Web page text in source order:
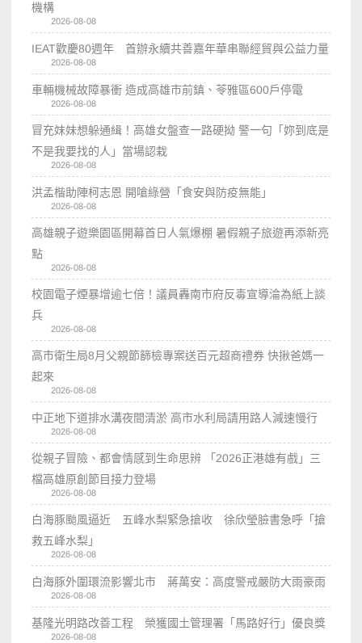
機構
2026-08-08
IEAT歡慶80週年 首辦永續共善嘉年華串聯經貿與公益力量
2026-08-08
車輛機械故障暴衝 造成高雄市前鎮、苓雅區600戶停電
2026-08-08
冒充妹妹想躲通緝！高雄女盤查一路硬拗 警一句「妳到底是
不是我要找的人」當場認栽
2026-08-08
洪孟楷助陣柯志恩 開嗆綠營「食安與防疫無能」
2026-08-08
高雄親子遊樂園區開幕首日人氣爆棚 暑假親子旅遊再添新亮
點
2026-08-08
校園電子煙暴增逾七倍！議員轟南市府反毒宣導淪為紙上談
兵
2026-08-08
高市衛生局8月父親節篩檢專案送百元超商禮券 快揪爸媽一
起來
2026-08-08
中正地下道排水溝夜間清淤 高市水利局請用路人減速慢行
2026-08-08
從親子冒險、都會情感到生命思辨 「2026正港雄有戲」三
檔高雄原創節目接力登場
2026-08-08
白海豚颱風逼近 五峰水梨緊急搶收 徐欣瑩臉書急呼「搶
救五峰水梨」
2026-08-08
白海豚外圍環流影響北市 蔣萬安：高度警戒嚴防大雨豪雨
2026-08-08
基隆光明路改善工程 榮獲國土管理署「馬路好行」優良獎
2026-08-08